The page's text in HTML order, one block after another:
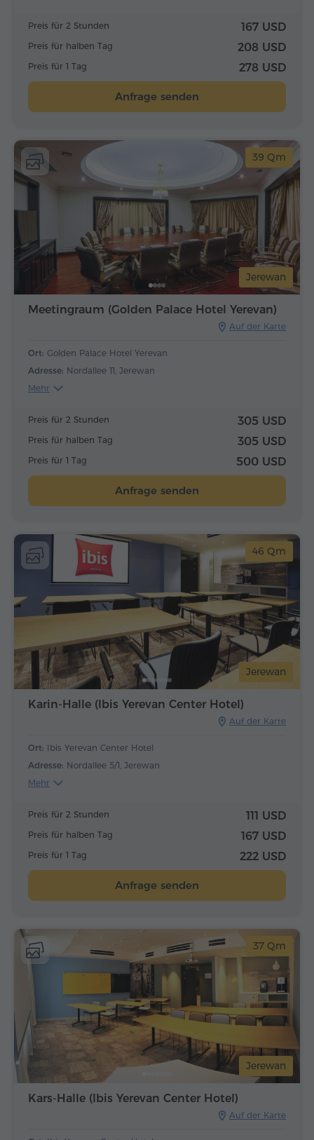
Preis für 2 Stunden 167 USD
Preis für halben Tag 208 USD
Preis für 1 Tag 278 USD
Anfrage senden
Jerewan
39 Qm
Meetingraum (Golden Palace Hotel Yerevan)
Auf der Karte
Ort: Golden Palace Hotel Yerevan
Adresse: Nordallee 11, Jerewan
Mehr
Preis für 2 Stunden 305 USD
Preis für halben Tag 305 USD
Preis für 1 Tag 500 USD
Anfrage senden
Jerewan
46 Qm
Karin-Halle (Ibis Yerevan Center Hotel)
Auf der Karte
Ort: Ibis Yerevan Center Hotel
Adresse: Nordallee 5/1, Jerewan
Mehr
Preis für 2 Stunden 111 USD
Preis für halben Tag 167 USD
Preis für 1 Tag 222 USD
Anfrage senden
Jerewan
37 Qm
Kars-Halle (Ibis Yerevan Center Hotel)
Auf der Karte